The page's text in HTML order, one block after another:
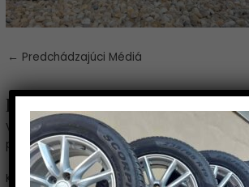
← Predchádzajúci Médiá
Pridaj komentár
Vaša e-mailová adresa nebude zverejnená.
polia sú označené*
Komentár*